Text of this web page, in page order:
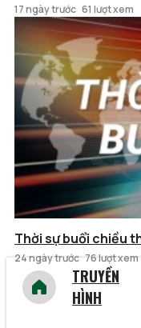
17 ngày trước 61 lượt xem
Thời sự buổi chiều
24 ngày trước 76 lượt xem
TRUYỀN
HÌNH